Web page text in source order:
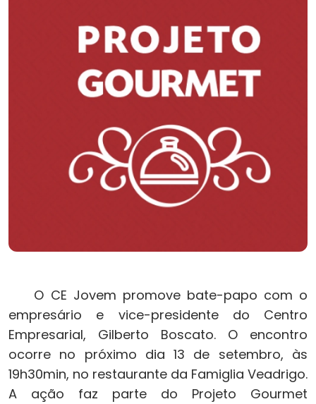
O CE Jovem promove bate-papo com o
empresário e vice-presidente do Centro
Empresarial, Gilberto Boscato. O encontro
ocorre no próximo dia 13 de setembro, às
19h30min, no restaurante da Famiglia Veadrigo.
A ação faz parte do Projeto Gourmet